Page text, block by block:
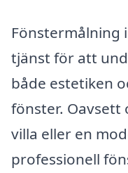
Fönstermålning
tjänst för att
både estetiken
fönster. Oavsett
villa eller en
professionell